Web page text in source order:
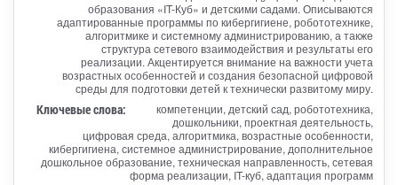
образования «IT-Куб» и детскими садами. Описываются
адаптированные программы по кибергигиене, робототехнике,
алгоритмике и системному администрированию, а также
структура сетевого взаимодействия и результаты его
реализации. Акцентируется внимание на важности учета
возрастных особенностей и создания безопасной цифровой
среды для подготовки детей к технически развитому миру.
Ключевые слова:
компетенции, детский сад, робототехника,
дошкольники, проектная деятельность,
цифровая среда, алгоритмика, возрастные особенности,
кибергигиена, системное администрирование, дополнительное
дошкольное образование, техническая направленность, сетевая
форма реализации, IT-куб, адаптация программ